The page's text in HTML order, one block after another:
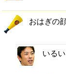
おはぎの
いる